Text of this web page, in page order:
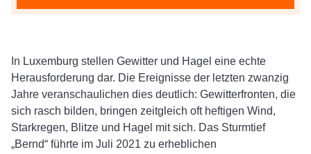
In Luxemburg stellen Gewitter und Hagel eine echte
Herausforderung dar. Die Ereignisse der letzten zwanzig
Jahre veranschaulichen dies deutlich: Gewitterfronten, die
sich rasch bilden, bringen zeitgleich oft heftigen Wind,
Starkregen, Blitze und Hagel mit sich. Das Sturmtief
„Bernd“ führte im Juli 2021 zu erheblichen